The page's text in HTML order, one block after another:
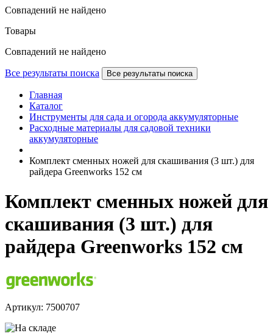
Совпадений не найдено
Товары
Совпадений не найдено
Все результаты поиска Все результаты поиска
Главная
Каталог
Инструменты для сада и огорода аккумуляторные
Расходные материалы для садовой техники
аккумуляторные
Комплект сменных ножей для скашивания (3 шт.) для
райдера Greenworks 152 см
Комплект сменных ножей для
скашивания (3 шт.) для
райдера Greenworks 152 см
Артикул: 7500707